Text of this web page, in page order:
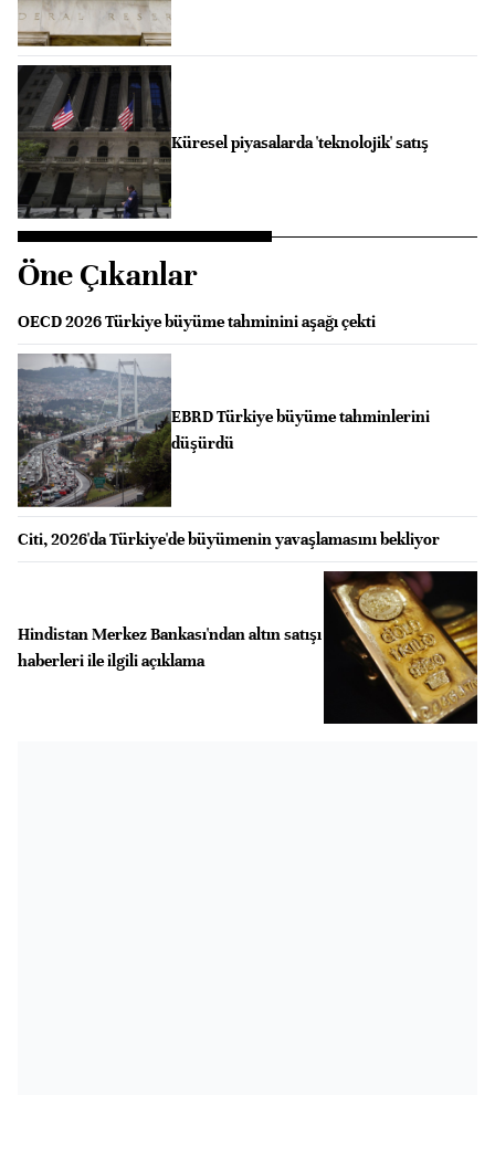
Küresel piyasalarda 'teknolojik' satış
Öne Çıkanlar
OECD 2026 Türkiye büyüme tahminini aşağı çekti
EBRD Türkiye büyüme tahminlerini
düşürdü
Citi, 2026'da Türkiye'de büyümenin yavaşlamasını bekliyor
Hindistan Merkez Bankası'ndan altın satışı
haberleri ile ilgili açıklama